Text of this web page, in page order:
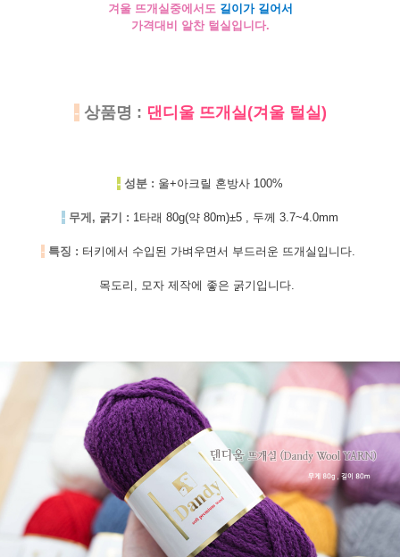
겨울 뜨개실중에서도 길이가 길어서
가격대비 알찬 털실입니다.
- 상품명 : 댄디울 뜨개실(겨울 털실)
- 성분 : 울+아크릴 혼방사 100%
- 무게, 굵기 : 1타래 80g(약 80m)±5 , 두께 3.7~4.0mm
- 특징 : 터키에서 수입된 가벼우면서 부드러운 뜨개실입니다.
목도리, 모자 제작에 좋은 굵기입니다.